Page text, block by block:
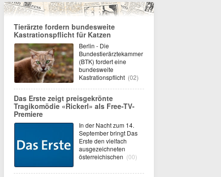
Tierärzte fordern bundesweite
Kastrationspflicht für Katzen
Berlin - Die
Bundestierärztekammer
(BTK) fordert eine
bundesweite
Kastrationspflicht (02)
Das Erste zeigt preisgekrönte
Tragikomödie «Rickerl» als Free-TV-
Premiere
In der Nacht zum 14.
September bringt Das
Erste den vielfach
ausgezeichneten
österreichischen (00)